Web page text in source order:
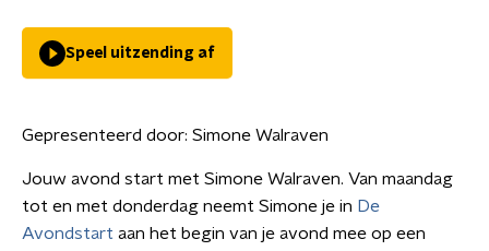
Speel uitzending af
Gepresenteerd door: Simone Walraven
Jouw avond start met Simone Walraven. Van maandag
tot en met donderdag neemt Simone je in De
Avondstart aan het begin van je avond mee op een